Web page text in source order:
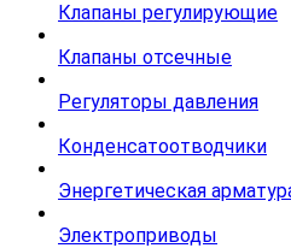
Клапаны регулирующие
Клапаны отсечные
Регуляторы давления
Конденсатоотводчики
Энергетическая
Электроприводы